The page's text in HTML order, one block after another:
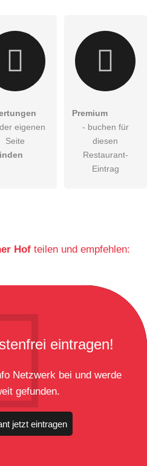
eigenen
Seite
Premium
- buchen für
diesen
Restaurant-
Eintrag
Hof teilen und empfehlen:
eintragen!
Netzwerk bei und werde
gefunden.
jetzt eintragen